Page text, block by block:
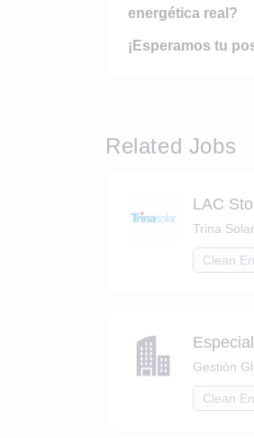
energética real?
¡Esperamos tu
Related Jobs
LAC
Trina Solar
Clean
Gestión
Clean